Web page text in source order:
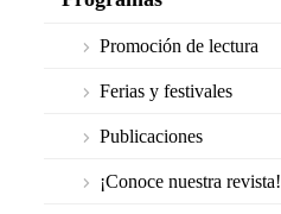
Promoción de lectura
Ferias y festivales
Publicaciones
¡Conoce nuestra revista!